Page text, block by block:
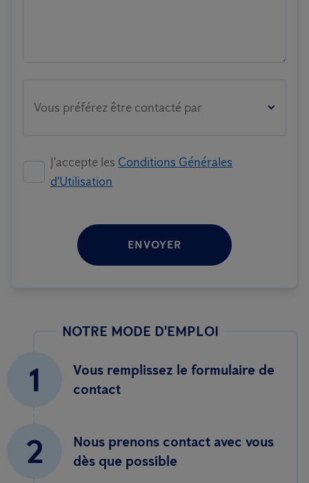
Vous préférez être contacté par
J'accepte les Conditions Générales
d'Utilisation
ENVOYER
NOTRE MODE D'EMPLOI
1
Vous remplissez le formulaire de
contact
2
Nous prenons contact avec vous
dès que possible